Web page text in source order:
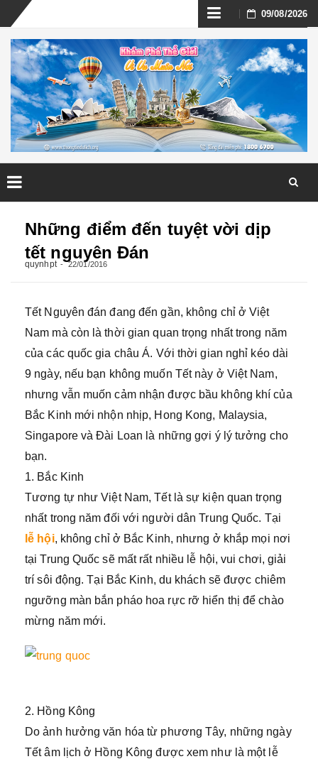
Skip
to
content
09/08/2026
Những điểm đến tuyệt vời dịp
tết nguyên Đán
quynhpt 22/01/2016
Tết Nguyên đán đang đến gần, không chỉ ở Việt
Nam mà còn là thời gian quan trọng nhất trong năm
của các quốc gia châu Á. Với thời gian nghỉ kéo dài
9 ngày, nếu bạn không muốn Tết này ở Việt Nam,
nhưng vẫn muốn cảm nhận được bầu không khí của
Bắc Kinh mới nhộn nhịp, Hong Kong, Malaysia,
Singapore và Đài Loan là những gợi ý lý tưởng cho
bạn.
1. Bắc Kinh
Tương tự như Việt Nam, Tết là sự kiện quan trọng
nhất trong năm đối với người dân Trung Quốc. Tại
lễ hội, không chỉ ở Bắc Kinh, nhưng ở khắp mọi nơi
tại Trung Quốc sẽ mất rất nhiều lễ hội, vui chơi, giải
trí sôi động. Tại Bắc Kinh, du khách sẽ được chiêm
ngưỡng màn bắn pháo hoa rực rỡ hiển thị để chào
mừng năm mới.
2. Hồng Kông
Do ảnh hưởng văn hóa từ phương Tây, những ngày
Tết âm lịch ở Hồng Kông được xem như là một lễ